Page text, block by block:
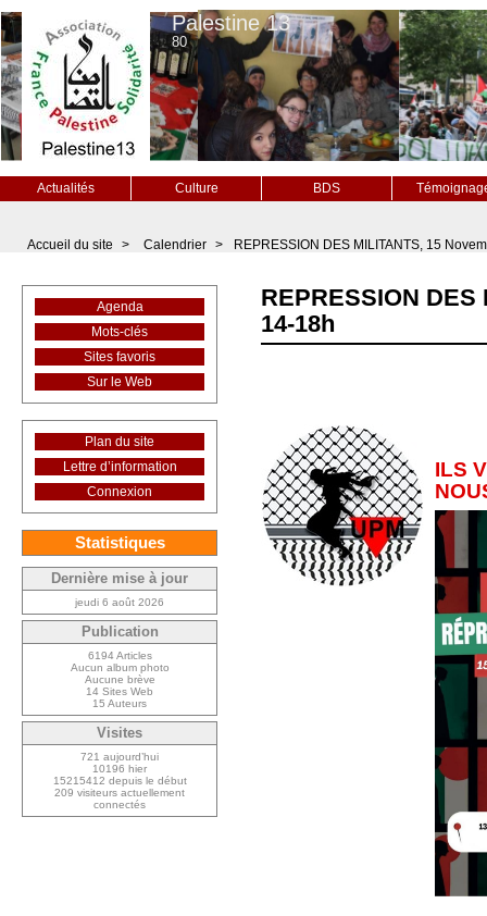
Palestine 13
80
Actualités Culture BDS
Accueil du site > Calendrier > REPRESSION DES MILITANTS, 15
REPRESSION DES
14-18h
ILS
Agenda
Mots-clés
Sites favoris
Sur le Web
Plan du site
Lettre d’information
Connexion
Statistiques
Dernière mise à jour
jeudi 6 août 2026
Publication
6194 Articles
Aucun album photo
Aucune brève
14 Sites Web
15 Auteurs
Visites
721 aujourd’hui
10196 hier
15215412 depuis le début
209 visiteurs actuellement
connectés